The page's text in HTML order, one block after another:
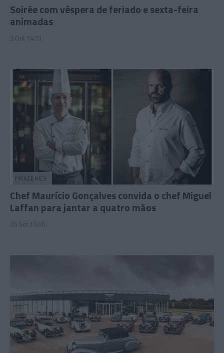
Soirée com véspera de feriado e sexta-feira
animadas
3 Out 14:51
PRAZERES
Chef Maurício Gonçalves convida o chef Miguel
Laffan para jantar a quatro mãos
26 Set 10:46